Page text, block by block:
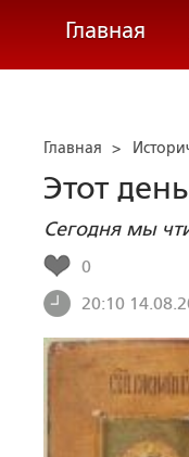
Главная
Главная >
Этот
Сегодня мы
0
20:10